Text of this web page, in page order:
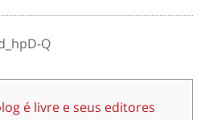
Q
é livre e seus editores